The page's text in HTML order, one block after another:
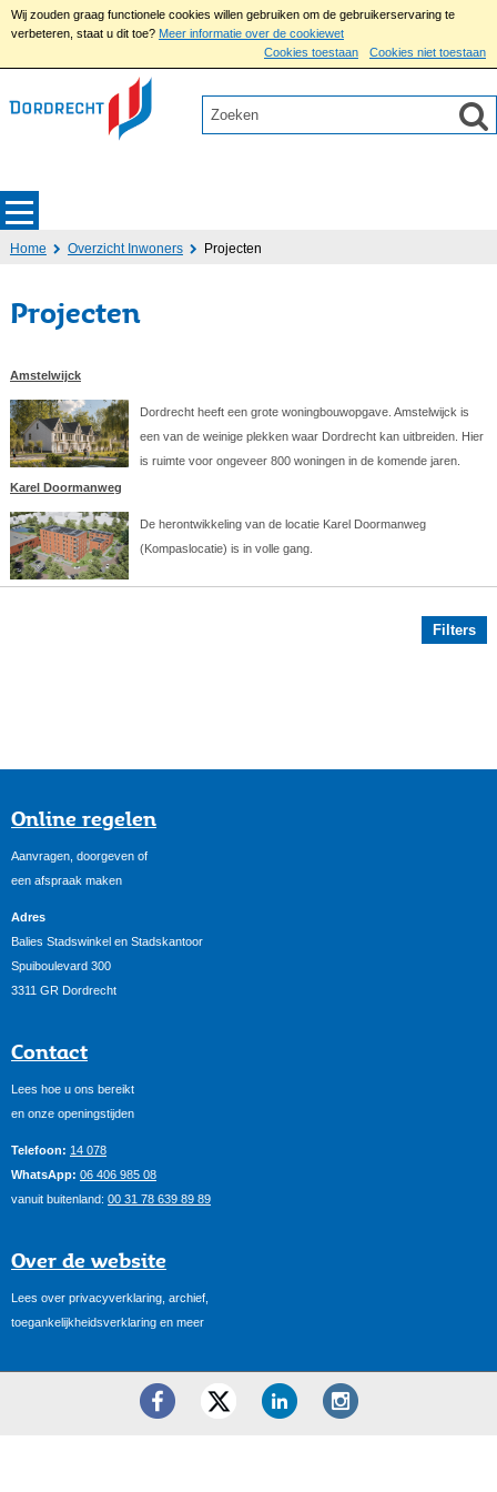
Wij zouden graag functionele cookies willen gebruiken om de gebruikerservaring te
verbeteren, staat u dit toe? Meer informatie over de cookiewet
Cookies toestaan
Cookies niet toestaan
Home Overzicht Inwoners Projecten
Projecten
Amstelwijck
Dordrecht heeft een grote woningbouwopgave. Amstelwijck is
een van de weinige plekken waar Dordrecht kan uitbreiden. Hier
is ruimte voor ongeveer 800 woningen in de komende jaren.
Karel Doormanweg
De herontwikkeling van de locatie Karel Doormanweg
(Kompaslocatie) is in volle gang.
Filters
Online regelen
Aanvragen, doorgeven of
een afspraak maken
Adres
Balies Stadswinkel en Stadskantoor
Spuiboulevard 300
3311 GR Dordrecht
Contact
Lees hoe u ons bereikt
en onze openingstijden
Telefoon: 14 078
WhatsApp: 06 406 985 08
vanuit buitenland: 00 31 78 639 89 89
Over de website
Lees over privacyverklaring, archief,
toegankelijkheidsverklaring en meer